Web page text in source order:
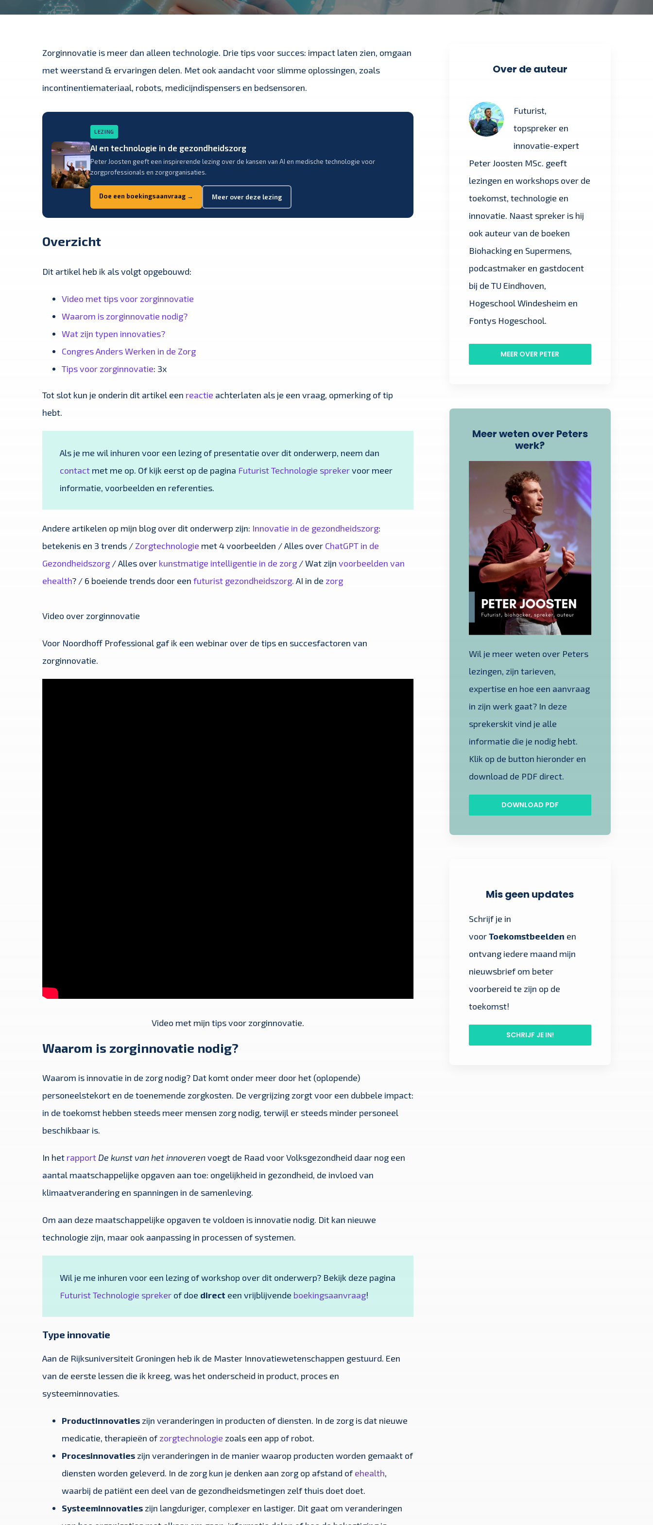
Zorginnovatie is meer dan alleen technologie. Drie tips voor succes: impact laten zien, omgaan
met weerstand & ervaringen delen. Met ook aandacht voor slimme oplossingen, zoals
incontinentiemateriaal, robots, medicijndispensers en bedsensoren.
LEZING
AI en technologie in de gezondheidszorg
Peter Joosten geeft een inspirerende lezing over de kansen van AI en medische technologie voor
zorgprofessionals en zorgorganisaties.
Doe een boekingsaanvraag → Meer over deze lezing
Overzicht
Dit artikel heb ik als volgt opgebouwd:
Video met tips voor zorginnovatie
Waarom is zorginnovatie nodig?
Wat zijn typen innovaties?
Congres Anders Werken in de Zorg
Tips voor zorginnovatie: 3x
Tot slot kun je onderin dit artikel een reactie achterlaten als je een vraag, opmerking of tip
hebt.
Als je me wil inhuren voor een lezing of presentatie over dit onderwerp, neem dan
contactmet me op. Of kijk eerst op de pagina Futurist Technologie sprekervoor meer
informatie, voorbeelden en referenties.
Andere artikelen op mijn blog over dit onderwerp zijn: Innovatie in de gezondheidszorg:
betekenis en 3 trends / Zorgtechnologie met 4 voorbeelden / Alles over ChatGPT in de
Gezondheidszorg/ Alles over kunstmatige intelligentie in de zorg/ Wat zijn voorbeelden van
ehealth? / 6 boeiende trends door een futurist gezondheidszorg. AI in de zorg
Video over zorginnovatie
Voor Noordhoff Professional gaf ik een webinar over de tips en succesfactoren van
zorginnovatie.
Video met mijn tips voor zorginnovatie.
Waarom is zorginnovatie nodig?
Waarom is innovatie in de zorg nodig? Dat komt onder meer door het (oplopende)
personeelstekort en de toenemende zorgkosten. De vergrijzing zorgt voor een dubbele impact:
in de toekomst hebben steeds meer mensen zorg nodig, terwijl er steeds minder personeel
beschikbaar is.
In het rapport De kunst van het innoverenvoegt de Raad voor Volksgezondheid daar nog een
aantal maatschappelijke opgaven aan toe: ongelijkheid in gezondheid, de invloed van
klimaatverandering en spanningen in de samenleving.
Om aan deze maatschappelijke opgaven te voldoen is innovatie nodig. Dit kan nieuwe
technologie zijn, maar ook aanpassing in processen of systemen.
Wil je me inhuren voor een lezing of workshop over dit onderwerp? Bekijk deze pagina
Futurist Technologie sprekerof doe direct een vrijblijvende boekingsaanvraag!
Type innovatie
Aan de Rijksuniversiteit Groningen heb ik de Master Innovatiewetenschappen gestuurd. Een
van de eerste lessen die ik kreeg, was het onderscheid in product, proces en
systeeminnovaties.
Productinnovatieszijn veranderingen in producten of diensten. In de zorg is dat nieuwe
medicatie, therapieën of zorgtechnologie zoals een app of robot.
Procesinnovatieszijn veranderingen in de manier waarop producten worden gemaakt of
diensten worden geleverd. In de zorg kun je denken aan zorg op afstand of ehealth,
waarbij de patiënt een deel van de gezondheidsmetingen zelf thuis doet doet.
Systeeminnovatieszijn langduriger, complexer en lastiger. Dit gaat om veranderingen
Over de auteur
Futurist,
topspreker en
innovatie-expert
Peter Joosten MSc. geeft
lezingen en workshops over de
toekomst, technologie en
innovatie. Naast spreker is hij
ook auteur van de boeken
Biohacking en Supermens,
podcastmaker en gastdocent
bij de TU Eindhoven,
Hogeschool Windesheim en
Fontys Hogeschool.
MEER OVER PETER
Meer weten over Peters
werk?
Wil je meer weten over Peters
lezingen, zijn tarieven,
expertise en hoe een aanvraag
in zijn werk gaat? In deze
sprekerskit vind je alle
informatie die je nodig hebt.
Klik op de button hieronder en
download de PDF direct.
DOWNLOAD PDF
Mis geen updates
Schrijf je in
voorToekomstbeelden en
ontvang iedere maand mijn
nieuwsbrief om beter
voorbereid te zijn op de
toekomst!
SCHRIJF JE IN!